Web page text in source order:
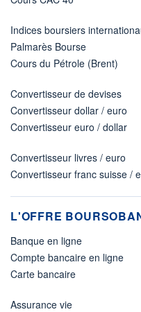
Indices boursiers
Palmarès Bourse
Cours du Pétrole (Brent)
Convertisseur de devises
Convertisseur dollar / euro
Convertisseur euro / dollar
Convertisseur livres / euro
Convertisseur franc suisse /
L'OFFRE
Banque en ligne
Compte bancaire en ligne
Carte bancaire
Assurance vie